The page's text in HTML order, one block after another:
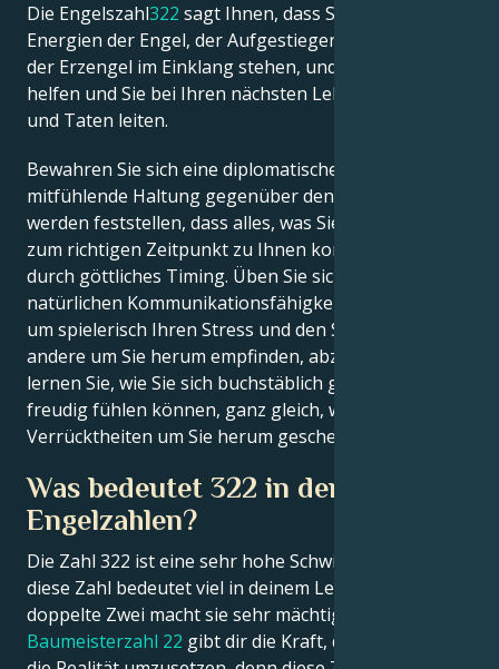
Die Engelszahl322 sagt Ihnen, dass Sie mit den
Energien der Engel, der Aufgestiegenen Meister und
der Erzengel im Einklang stehen, und dass sie Ihnen
helfen und Sie bei Ihren nächsten Lebensschritten
und Taten leiten.
Bewahren Sie sich eine diplomatische, friedliche und
mitfühlende Haltung gegenüber den Menschen… Sie
werden feststellen, dass alles, was Sie sich wünschen,
zum richtigen Zeitpunkt zu Ihnen kommen wird,
durch göttliches Timing. Üben Sie sich darin, Ihre
natürlichen Kommunikationsfähigkeiten zu nutzen,
um spielerisch Ihren Stress und den Stress, den
andere um Sie herum empfinden, abzubauen, und
lernen Sie, wie Sie sich buchstäblich glücklich und
freudig fühlen können, ganz gleich, welche
Verrücktheiten um Sie herum geschehen.
Was bedeutet 322 in den
Engelzahlen?
Die Zahl 322 ist eine sehr hohe Schwingung, und
diese Zahl bedeutet viel in deinem Leben, und die
doppelte Zwei macht sie sehr mächtig.
Baumeisterzahl 22 gibt dir die Kraft, deine Träume in